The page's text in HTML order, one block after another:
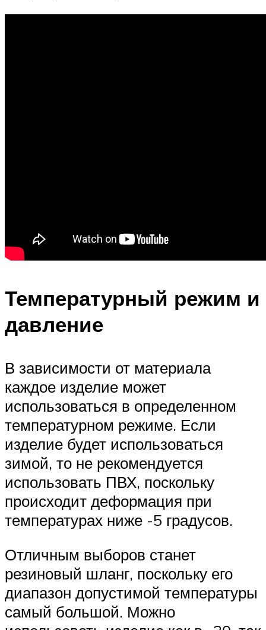
Температурный режим и
давление
В зависимости от материала
каждое изделие может
использоваться в определенном
температурном режиме. Если
изделие будет использоваться
зимой, то не рекомендуется
использовать ПВХ, поскольку
происходит деформация при
температурах ниже -5 градусов.
Отличным выборов станет
резиновый шланг, поскольку его
диапазон допустимой температуры
самый большой. Можно